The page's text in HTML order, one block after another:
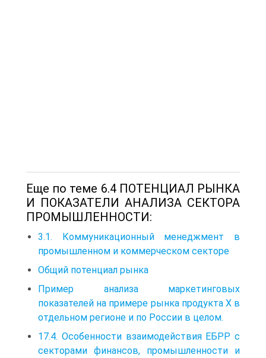
Еще по теме 6.4 ПОТЕНЦИАЛ РЫНКА
И ПОКАЗАТЕЛИ АНАЛИЗА СЕКТОРА
ПРОМЫШЛЕННОСТИ:
3.1. Коммуникационный менеджмент в
промышленном и коммерческом секторе
Общий потенциал рынка
Пример анализа маркетинговых
показателей на примере рынка продукта X в
отдельном регионе и по России в целом.
17.4. Особенности взаимодействия ЕБРР с
секторами финансов, промышленности и